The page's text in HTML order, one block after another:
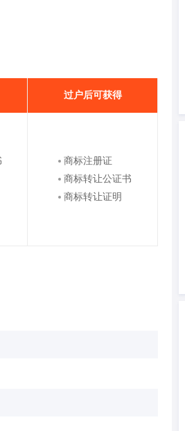
过户后可获得
商标注册证
商标转让公证书
商标转让证明